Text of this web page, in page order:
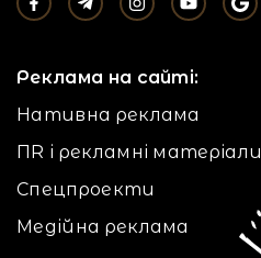
Реклама на сайті:
Нативна реклама
ПR і рекламні матеріали
Спецпроекти
Медійна реклама